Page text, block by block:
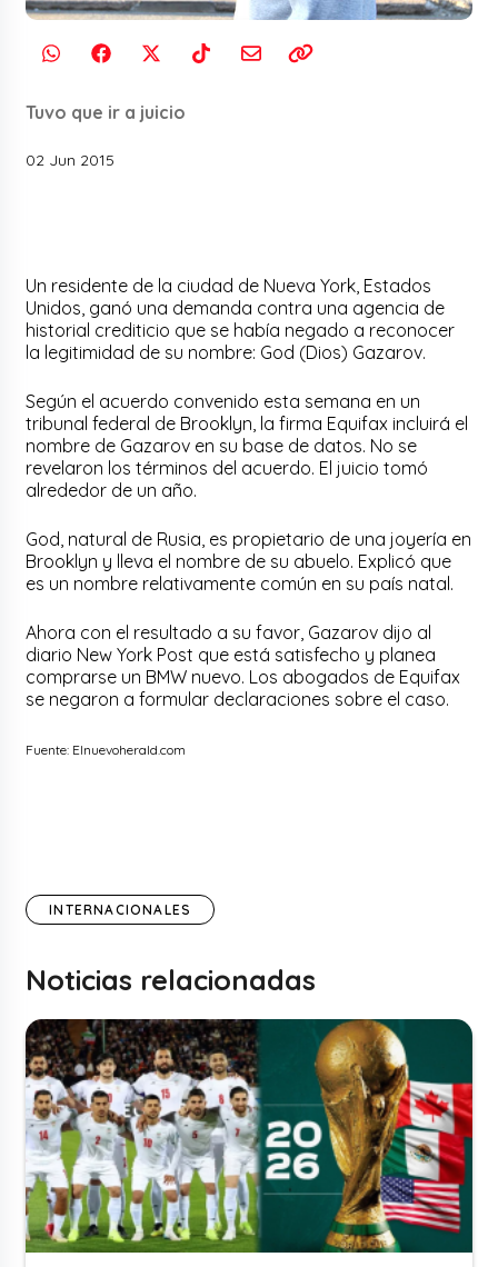
Tuvo que ir a juicio
02 Jun 2015
Un residente de la ciudad de Nueva York, Estados
Unidos, ganó una demanda contra una agencia de
historial crediticio que se había negado a reconocer
la legitimidad de su nombre: God (Dios) Gazarov.
Según el acuerdo convenido esta semana en un
tribunal federal de Brooklyn, la firma Equifax incluirá el
nombre de Gazarov en su base de datos. No se
revelaron los términos del acuerdo. El juicio tomó
alrededor de un año.
God, natural de Rusia, es propietario de una joyería en
Brooklyn y lleva el nombre de su abuelo. Explicó que
es un nombre relativamente común en su país natal.
Ahora con el resultado a su favor, Gazarov dijo al
diario New York Post que está satisfecho y planea
comprarse un BMW nuevo. Los abogados de Equifax
se negaron a formular declaraciones sobre el caso.
Fuente: Elnuevoherald.com
INTERNACIONALES
Noticias relacionadas